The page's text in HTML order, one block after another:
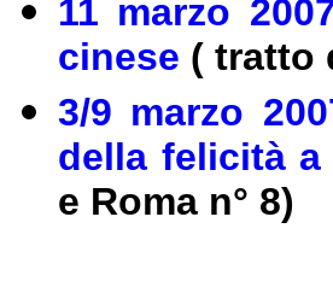
11 marzo
cinese ( tratto
3/9 marzo
della felicità a
e Roma n° 8)